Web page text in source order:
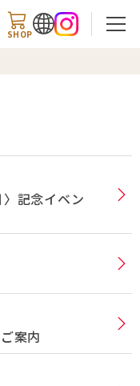
SHOP
記念イベン
案内